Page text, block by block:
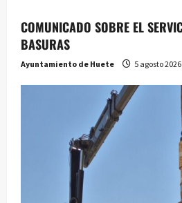
COMUNICADO SOBRE EL
BASURAS
Ayuntamiento de Huete 5 agosto 2026